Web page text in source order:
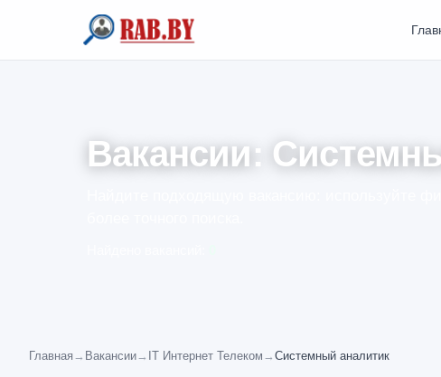
Вакансии:
Главная → Вакансии→ IT Интернет Телеком → Системный аналитик